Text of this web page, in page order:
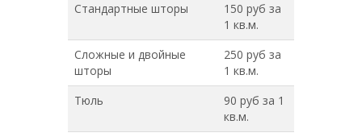
Стандартные шторы
150 руб за
1 кв.м.
Сложные и двойные
шторы
250 руб за
1 кв.м.
Тюль
90 руб за 1
кв.м.